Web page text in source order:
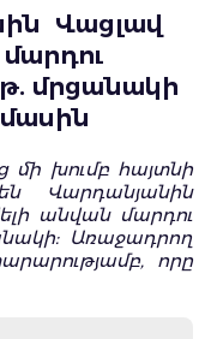
Վացլավ
մրցանակի
մի խումբ հայտնի
Վարդանյանին
անվան մարդու
Առաջադրող
որը